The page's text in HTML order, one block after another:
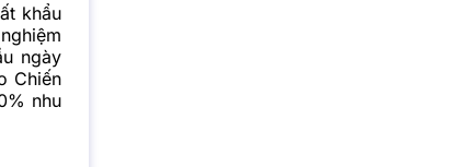
khẩu
ngày
Chiến
nhu